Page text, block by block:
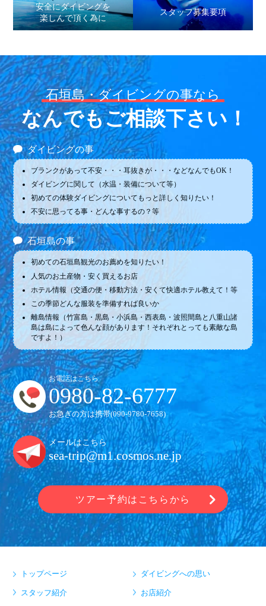
安全にダイビングを
楽しんで頂く為に
スタッフ募集要項
石垣島・ダイビングの事なら
なんでもご相談下さい！
ダイビングの事
ブランクがあって不安・・・耳抜きが・・・などなんでもOK！
ダイビングに関して（水温・装備について等）
初めての体験ダイビングについてもっと詳しく知りたい！
不安に思ってる事・どんな事するの？等
石垣島の事
初めての石垣島観光のお薦めを知りたい！
人気のお土産物・安く買えるお店
ホテル情報（交通の便・移動方法・安くて快適ホテル教えて！等
この季節どんな服装を準備すれば良いか
離島情報（竹富島・黒島・小浜島・西表島・波照間島と八重山諸
島は島によって色んな顔があります！それぞれとっても素敵な島
ですよ！）
お電話はこちら
0980-82-6777
お急ぎの方は携帯(090-9780-7658)
メールはこちら
sea-trip@m1.cosmos.ne.jp
ツアー予約はこちらから
トップページ ダイビングへの思い
スタッフ紹介 お店紹介